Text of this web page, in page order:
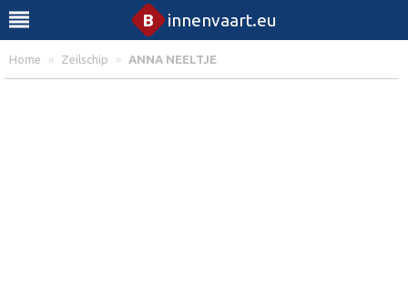
B innenvaart.eu
Home » Zeilschip » ANNA NEELTJE